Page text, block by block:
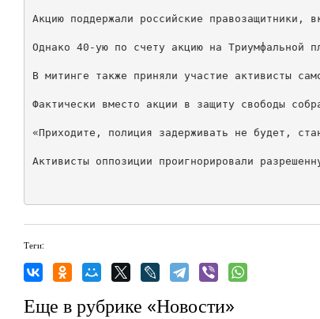
Акцию поддержали российские правозащитники,
Однако 40-ую по счету акцию на Триумфальной
В митинге также приняли участие активисты
Фактически вместо акции в защиту свободы
«Приходите, полиция задерживать не будет,
Активисты оппозиции проигнорировали
Теги:
Еще в рубрике «Новости»